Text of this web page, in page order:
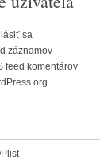
sa
záznamov
feed komentárov